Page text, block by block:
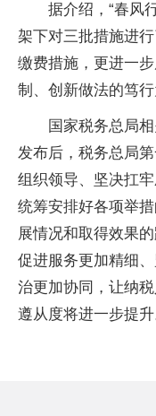
据介绍，“春风
架下对三批措施进
缴费措施，更进一
制、创新做法的笃行
国家税务总局
发布后，税务总局
组织领导、坚决扛
统筹安排好各项举
展情况和取得效果
促进服务更加精细
治更加协同，让纳
遵从度将进一步提